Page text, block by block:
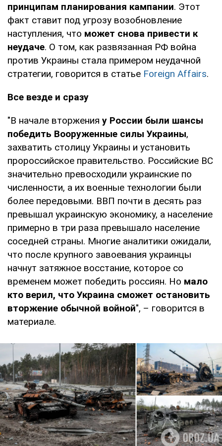
принципам планирования кампании. Этот
факт ставит под угрозу возобновление
наступления, что может снова привести к
неудаче. О том, как развязанная РФ война
против Украины стала примером неудачной
стратегии, говорится в статье Foreign Affairs.
Все везде и сразу
"В начале вторжения у России были шансы
победить Вооруженные силы Украины,
захватить столицу Украины и установить
пророссийское правительство. Российские ВС
значительно превосходили украинские по
численности, а их военные технологии были
более передовыми. ВВП почти в десять раз
превышал украинскую экономику, а население
примерно в три раза превышало население
соседней страны. Многие аналитики ожидали,
что после крупного завоевания украинцы
начнут затяжное восстание, которое со
временем может победить россиян. Но мало
кто верил, что Украина сможет остановить
вторжение обычной войной", – говорится в
материале.